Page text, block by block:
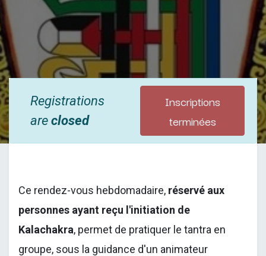
Registrations
areclosed
Inscriptions
terminées
Ce rendez-vous hebdomadaire, réservé aux
personnes ayant reçu l'initiation de
Kalachakra, permet de pratiquer le tantra en
groupe, sous la guidance d'un animateur